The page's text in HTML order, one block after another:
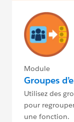
Module
Groupes
Utilisez des
pour
une fonction.